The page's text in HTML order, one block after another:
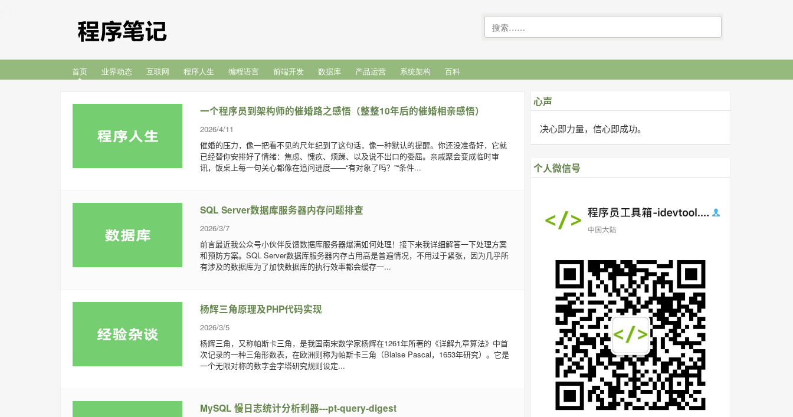
首页 业界动态 互联网 程序人生 编程语言 前端开发 数据库 产品运营 系统架构 百科
一个程序员到架构师的催婚路之感悟（整整10年后的催婚相亲感悟）
2026/4/11
催婚的压力，像一把看不见的尺年纪到了这句话，像一种默认的提醒。你还没准备好，它就
已经替你安排好了情绪：焦虑、愧疚、烦躁、以及说不出口的委屈。亲戚聚会变成临时审
讯，饭桌上每一句关心都像在追问进度——“有对象了吗？”“条件...
SQL Server数据库服务器内存问题排查
2026/3/7
前言最近我公众号小伙伴反馈数据库服务器爆满如何处理！接下来我详细解答一下处理方案
和预防方案。SQL Server数据库服务器内存占用高是普遍情况，不用过于紧张，因为几乎所
有涉及的数据库为了加快数据库的执行效率都会缓存一...
杨辉三角原理及PHP代码实现
2026/3/5
杨辉三角，又称帕斯卡三角，是我国南宋数学家杨辉在1261年所著的《详解九章算法》中首
次记录的一种三角形数表，在欧洲则称为帕斯卡三角（Blaise Pascal，1653年研究）。它是
一个无限对称的数字金字塔研究规则设定...
MySQL 慢日志统计分析利器---pt-query-digest
心声
决心即力量，信心即成功。
个人微信号